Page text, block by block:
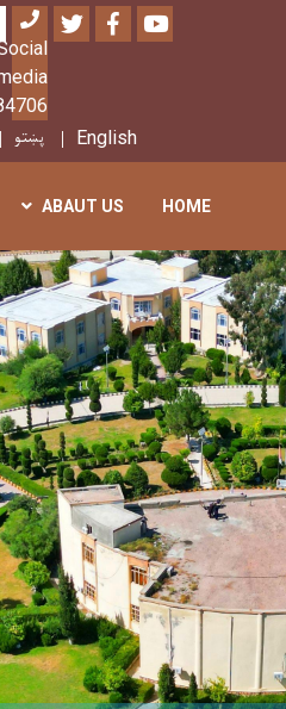
تجاوز
إلى
المحتوى
الرئيسي
Youtube
Facebook
Twitterبحث
English پښتو
HOME
ABAUT US